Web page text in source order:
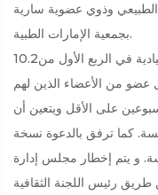
وذوي عضوية سارية
بجمعية الإمارات الطبية.
10.2تعقد الجمعية العمومية جلستها السنوية الإعتيادية في الربع الأول من
عضو من الأعضاء الذين لهم
على الأقل ويتعين أن
كما ترفق بالدعوة نسخة
و يتم إخطار مجلس إدارة